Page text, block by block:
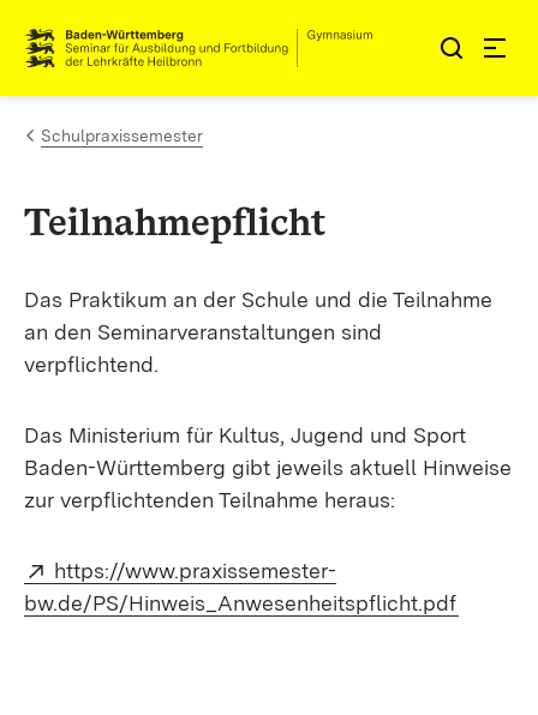
Zum Inhalt springen
Link zur Startseite
Schulpraxissemester
Teilnahmepflicht
Das Praktikum an der Schule und die Teilnahme
an den Seminarveranstaltungen sind
verpflichtend.
Das Ministerium für Kultus, Jugend und Sport
Baden-Württemberg gibt jeweils aktuell Hinweise
zur verpflichtenden Teilnahme heraus:
Extern:
https://www.praxissemester-
bw.de/PS/Hinweis_Anwesenheitspflicht.pdf